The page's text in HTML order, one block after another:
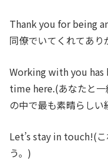
Thank you for being
同僚でいてくれてあり
Working with you
time here.(あなたと
の中で最も素晴らし
Let’s stay in touch!(
う。)